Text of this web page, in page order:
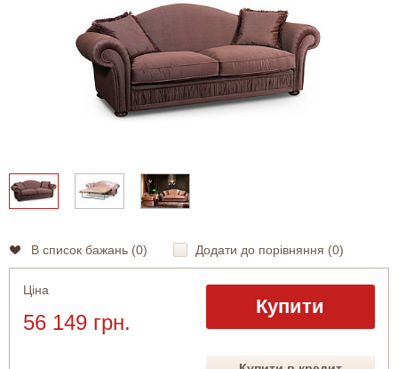
В список бажань (0) Додати до порівняння (0)
Ціна
56 149 грн.
Купити